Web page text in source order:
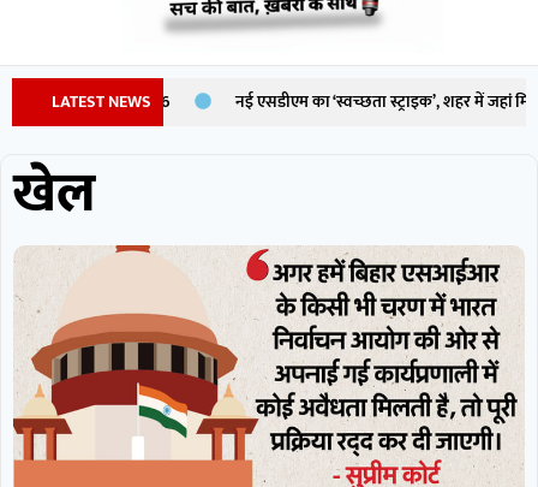
LATEST NEWS
Việt Nam 2026 नई एसडीएम का ‘स्वच्छता स्ट्राइक’, शहर में जहां मिली
खेल